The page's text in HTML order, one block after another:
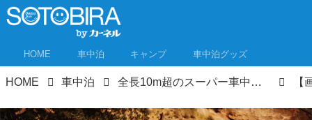
HOME 車中泊 キャンプ 車中泊グッズ
HOME 車中泊 全長10m超のスーパー車中泊マシン「アースローマー」って何者!? ゴツすぎる見た目とは一転、内装は…